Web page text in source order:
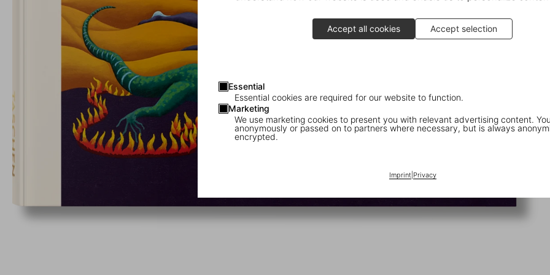
Accept all cookies Accept selection
Essential
Essential cookies are required for our website to function.
Marketing
We use marketing cookies to present you with relevant advertising content.
anonymously or passed on to partners where necessary, but is always
encrypted.
Imprint| Privacy